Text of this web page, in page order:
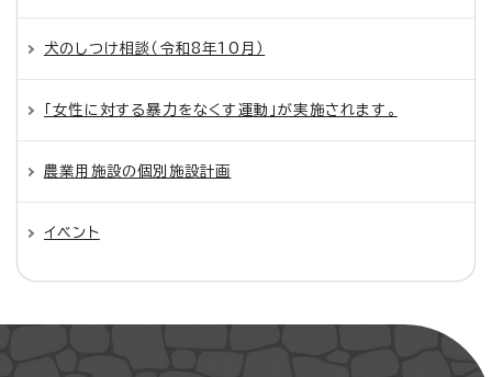
犬のしつけ相談（令和8年10月）
「女性に対する暴力をなくす運動」が実施されます。
農業用施設の個別施設計画
イベント